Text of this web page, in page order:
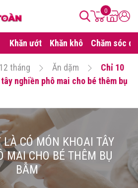
0
Khăn ướt Khăn khô Chăm sóc da
tháng Ăn dặm
Chỉ 10
nghiền phô mai cho bé thêm bụ
CÓ MÓN KHOAI TÂY
MAI CHO BÉ THÊM BỤ
BẪM